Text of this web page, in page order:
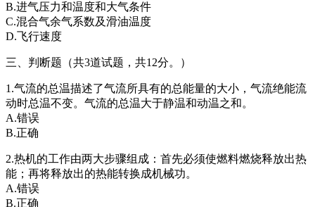
B.进气压力和温度和大气条件
C.混合气余气系数及滑油温度
D.飞行速度
三、判断题（共3道试题，共12分。）
1.气流的总温描述了气流所具有的总能量的大小，气流绝能流
动时总温不变。气流的总温大于静温和动温之和。
A.错误
B.正确
2.热机的工作由两大步骤组成：首先必须使燃料燃烧释放出热
能；再将释放出的热能转换成机械功。
A.错误
B.正确